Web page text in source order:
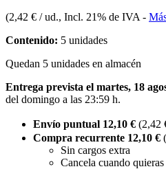
(2,42 € / ud., Incl. 21% de IVA -
Contenido: 5 unidades
Quedan 5 unidades en almacén
Entrega prevista el martes, 18
del domingo a las 23:59 h.
Envío puntual 12,10 € (2,42
Compra recurrente 12,10 €
Sin cargos extra
Cancela cuando quieras